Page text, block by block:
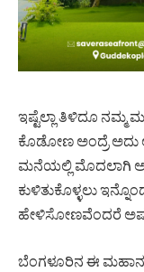
ಇಷ್ಟೆಲ್ಲಾ ತಿಳಿದೂ ನಮ್ಮ
ಕೊಡೋಣ ಅಂದ್ರೆ ಅದು
ಮನೆಯಲ್ಲಿ ಮೊದಲಾಗಿ
ಕುಳಿತುಕೊಳ್ಳಲು
ಹೇಳಿಸೋಣವೆಂದರೆ ಅಷ್ಟು
ಬೆಂಗಳೂರಿನ ಈ